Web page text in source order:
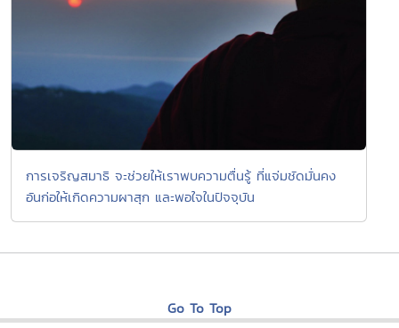
การเจริญสมาธิ จะช่วยให้เราพบความตื่นรู้ ที่แจ่มชัดมั่นคง
อันก่อให้เกิดความผาสุก และพอใจในปัจจุบัน
Go To Top